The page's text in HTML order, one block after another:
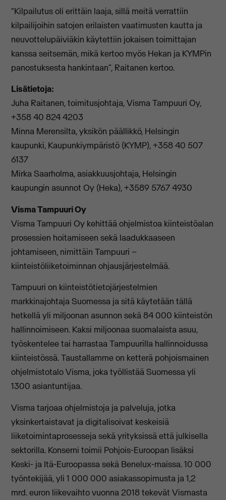
“Kilpailutus oli erittäin laaja, sillä meitä verrattiin
kilpailijoihin satojen erilaisten vaatimusten kautta ja
neuvottelupäiviäkin käytettiin jokaisen toimittajan
kanssa seitsemän, mikä kertoo myös Hekan ja KYMPin
panostuksesta hankintaan”, Raitanen kertoo.
Lisätietoja:
Juha Raitanen, toimitusjohtaja, Visma Tampuuri Oy,
+358 40 824 4203
Minna Merensilta, yksikön päällikkö, Helsingin
kaupunki, Kaupunkiympäristö (KYMP), +358 40 507
6137
Mirka Saarholma, asiakkuusjohtaja, Helsingin
kaupungin asunnot Oy (Heka), +3589 5767 4930
Visma Tampuuri Oy
Visma Tampuuri Oy kehittää ohjelmistoa kiinteistöalan
prosessien hoitamiseen sekä laadukkaaseen
johtamiseen, nimittäin Tampuuri –
kiinteistöliiketoiminnan ohjausjärjestelmää.
Tampuuri on kiinteistötietojärjestelmien
markkinajohtaja Suomessa ja sitä käytetään tällä
hetkellä yli miljoonan asunnon sekä 84 000 kiinteistön
hallinnoimiseen. Kaksi miljoonaa suomalaista asuu,
työskentelee tai harrastaa Tampuurilla hallinnoidussa
kiinteistössä. Taustallamme on ketterä pohjoismainen
ohjelmistotalo Visma, joka työllistää Suomessa yli
1300 asiantuntijaa.
Visma tarjoaa ohjelmistoja ja palveluja, jotka
yksinkertaistavat ja digitalisoivat keskeisiä
liiketoimintaprosesseja sekä yrityksissä että julkisella
sektorilla. Konserni toimii Pohjois-Euroopan lisäksi
Keski- ja Itä-Euroopassa sekä Benelux-maissa. 10 000
työntekijää, yli 1 000 000 asiakassopimusta ja 1,2
mrd. euron liikevaihto vuonna 2018 tekevät Vismasta